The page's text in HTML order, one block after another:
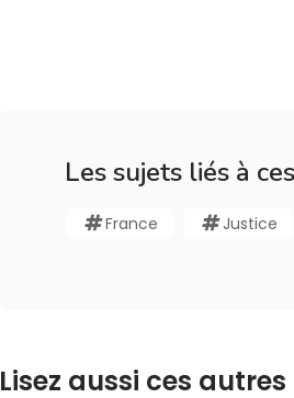
Les sujets liés à
France Justice
Lisez aussi ces